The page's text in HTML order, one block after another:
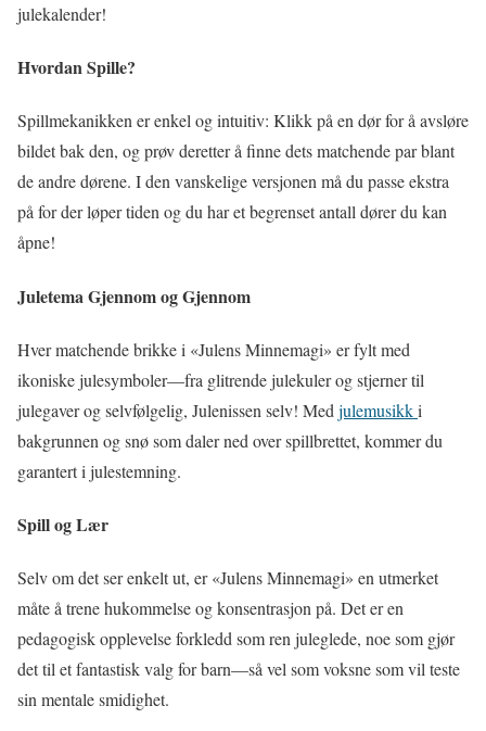
julekalender!
Hvordan Spille?
Spillmekanikken er enkel og intuitiv: Klikk på en dør for å avsløre
bildet bak den, og prøv deretter å finne dets matchende par blant
de andre dørene. I den vanskelige versjonen må du passe ekstra
på for der løper tiden og du har et begrenset antall dører du kan
åpne!
Juletema Gjennom og Gjennom
Hver matchende brikke i «Julens Minnemagi» er fylt med
ikoniske julesymboler—fra glitrende julekuler og stjerner til
julegaver og selvfølgelig, Julenissen selv! Med julemusikki
bakgrunnen og snø som daler ned over spillbrettet, kommer du
garantert i julestemning.
Spill og Lær
Selv om det ser enkelt ut, er «Julens Minnemagi» en utmerket
måte å trene hukommelse og konsentrasjon på. Det er en
pedagogisk opplevelse forkledd som ren juleglede, noe som gjør
det til et fantastisk valg for barn—så vel som voksne som vil teste
sin mentale smidighet.